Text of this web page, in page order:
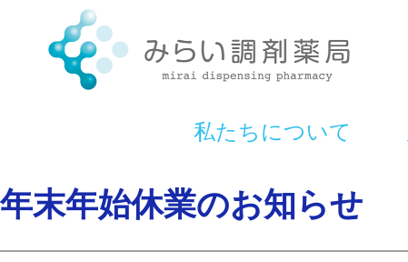
私たちについて
年末年始休業のお知らせ